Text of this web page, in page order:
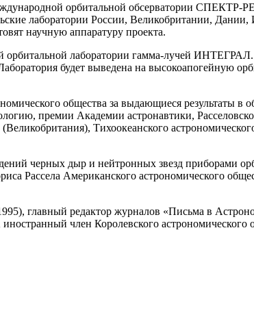
орбитальной обсерватории
лаборатории России, Великобритании,
научную аппаратуру проекта.
лаборатории гамма-лучей ИНТЕГРАЛ.
будет выведена на высокоапогейную
общества за выдающиеся результаты в
премии Академии астронавтики,
(Великобритания), Тихоокеанского
черных дыр и нейтронных звезд приборами
Рассела Американского астрономического
главный редактор журналов «Письма в
член Королевского астрономического